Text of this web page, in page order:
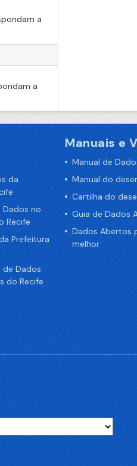
a
a
da
Dados no
Recife
Prefeitura
Dados
do Recife
Manuais e
Manual de
Manual do
Cartilha do
Guia de Dados
Dados Abertos
melhor